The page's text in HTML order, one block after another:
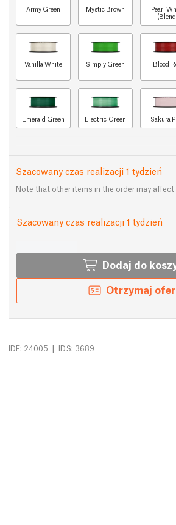
Army Green Mystic Brown
Pearl
Vanilla White Simply Green Blood
Emerald Green Electric Green Sakura
Szacowany czas realizacji 1 tydzień
Note that other items in the order may
Szacowany czas realizacji 1 tydzień
Dodaj do
Otrzymaj
IDF: 24005 | IDS: 3689